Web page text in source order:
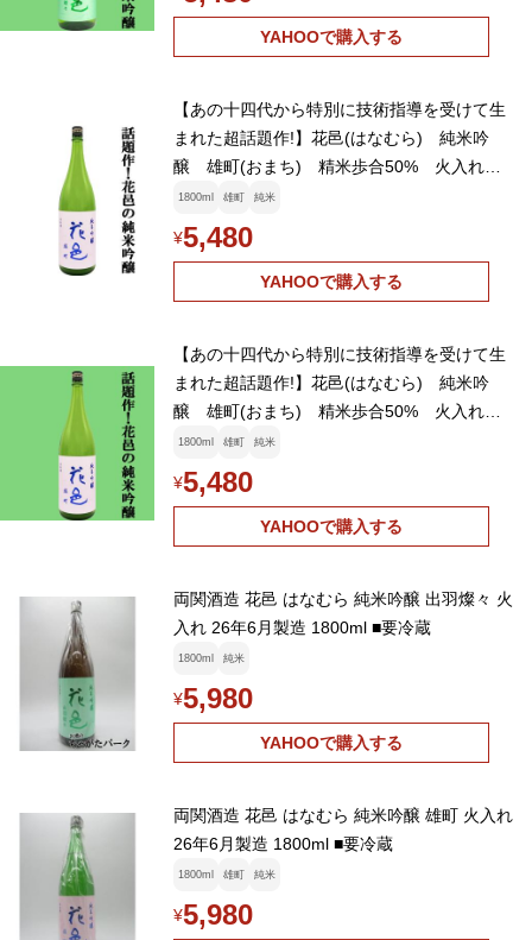
YAHOOで購入する
【あの十四代から特別に技術指導を受けて生
まれた超話題作!】花邑(はなむら) 純米吟
醸 雄町(おまち) 精米歩合50% 火入れ一
回 1800ml(クール便推奨)(k)
1800ml 雄町 純米
¥5,480
YAHOOで購入する
【あの十四代から特別に技術指導を受けて生
まれた超話題作!】花邑(はなむら) 純米吟
醸 雄町(おまち) 精米歩合50% 火入れ一
回 1800ml(クール便推奨)(k)
1800ml 雄町 純米
¥5,480
YAHOOで購入する
両関酒造 花邑 はなむら 純米吟醸 出羽燦々 火
入れ 26年6月製造 1800ml ■要冷蔵
1800ml 純米
¥5,980
YAHOOで購入する
両関酒造 花邑 はなむら 純米吟醸 雄町 火入れ
26年6月製造 1800ml ■要冷蔵
1800ml 雄町 純米
¥5,980